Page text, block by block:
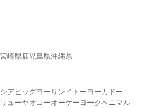
宮崎県鹿児島県沖縄県
ア ビッグヨーサンイトーヨーカドー
ューヤオコーオーケー ヨークベニマル